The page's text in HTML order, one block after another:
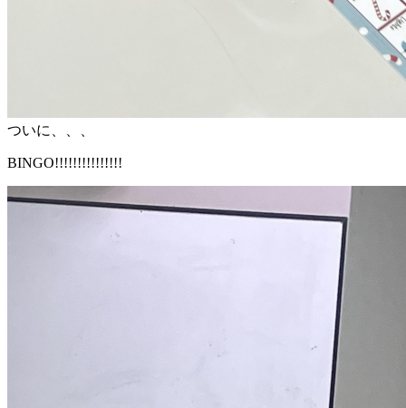
ついに、、、
BINGO!!!!!!!!!!!!!!!